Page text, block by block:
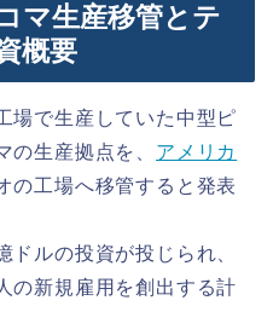
マ生産移管とテ
概要
場で生産していた中型ピ
の生産拠点を、 アメリカ
の工場へ移管すると発表
ドルの投資が投じられ、
の新規雇用を創出する計